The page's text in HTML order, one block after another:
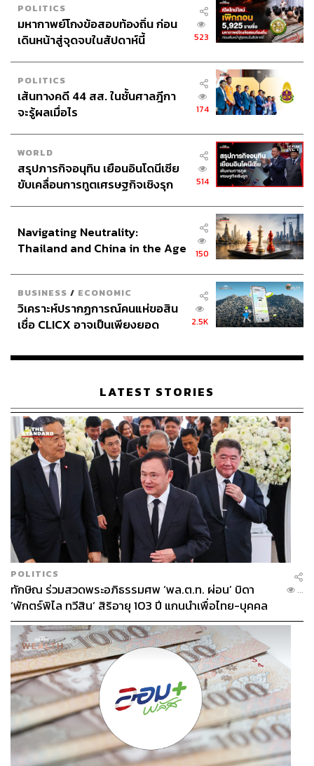
POLITICS
มหากาพย์โกงข้อสอบท้องถิ่น ก่อน
เดินหน้าสู่จุดจบในสัปดาห์นี้
523
POLITICS
เส้นทางคดี 44 สส. ในชั้นศาลฎีกา
จะรู้ผลเมื่อไร
174
WORLD
สรุปภารกิจอนุทิน เยือนอินโดนีเซีย
ขับเคลื่อนการทูตเศรษฐกิจเชิงรุก
514
Navigating Neutrality:
Thailand and China in the Age
150
BUSINESS / ECONOMIC
วิเคราะห์ปรากฏการณ์คนแห่ขอสิน
เชื่อ CLICX อาจเป็นเพียงยอด
เรือนไทยที่ถูกซุกไว้
2.5K
LATEST STORIES
POLITICS
ทักษิณ ร่วมสวดพระอภิธรรมศพ ‘พล.ต.ท. ผ่อน’ บิดา
‘พักตร์พิไล ทวีสิน’ สิริอายุ 103 ปี แกนนำเพื่อไทย-บุคคล
หลากวงการร่วมอาลัย
...